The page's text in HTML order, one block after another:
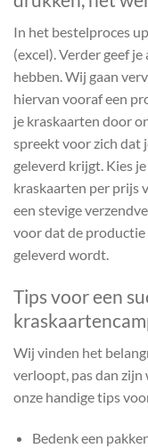
In het bestelproces
(excel). Verder geef
hebben. Wij gaan
hiervan vooraf een
je kraskaarten door
spreekt voor zich dat
geleverd krijgt. Kies
kraskaarten per prijs
een stevige
voor dat de
geleverd wordt.
Tips voor een
Wij vinden het
verloopt, pas dan
onze handige tips
Bedenk een